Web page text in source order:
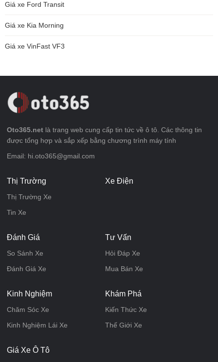
Giá xe Ford Transit
Giá xe Kia Morning
Giá xe VinFast VF3
Oto365.net là trang web cung cấp tin tức về ô tô. Các thông tin
được tổng hợp và sắp xếp bằng chương trình máy tính
Email: hi.oto365@gmail.com
Thị Trường
Thị Trường Xe
Tin Xe
Xe Điện
Đánh Giá
So Sánh Xe
Đánh Giá Xe
Tư Vấn
Hỏi Đáp Xe
Mua Bán Xe
Kinh Nghiệm
Chăm Sóc Xe
Kinh Nghiệm Lái Xe
Khám Phá
Kiến Thức Xe
Thế Giới Xe
Giá Xe Ô Tô